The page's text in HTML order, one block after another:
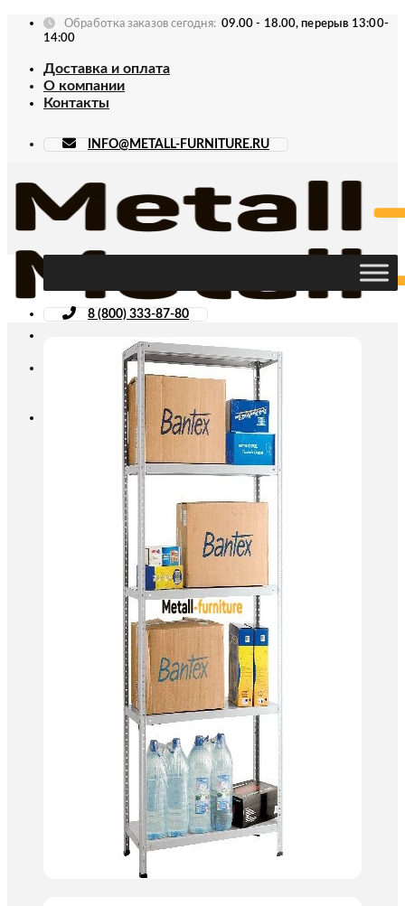
Skip
Обработка заказов сегодня: 09.00 - 18.00, перерыв 13:00-
14:00
Доставка и оплата
О компании
Контакты
INFO@METALL-FURNITURE.RU
8 (800) 333-87-80